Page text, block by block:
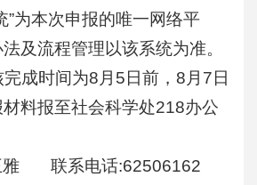
”为本次申报的唯一网络平
及流程管理以该系统为准。
成时间为8月5日前，8月7日
料报至社会科学处218办公
雅 联系电话:62506162